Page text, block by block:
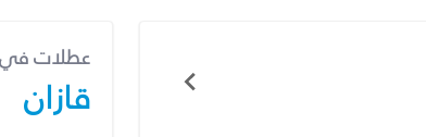
عطلات في
قازان